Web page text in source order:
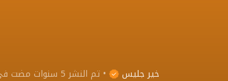
خير جليس • تم النشر5 سنوات مضت